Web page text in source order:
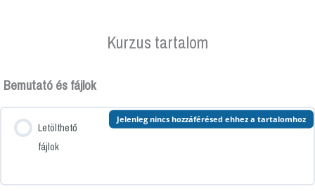
Kurzus tartalom
Bemutató és fájlok
Letölthető
fájlok
Jelenleg nincs hozzáférésed ehhez a tartalomhoz